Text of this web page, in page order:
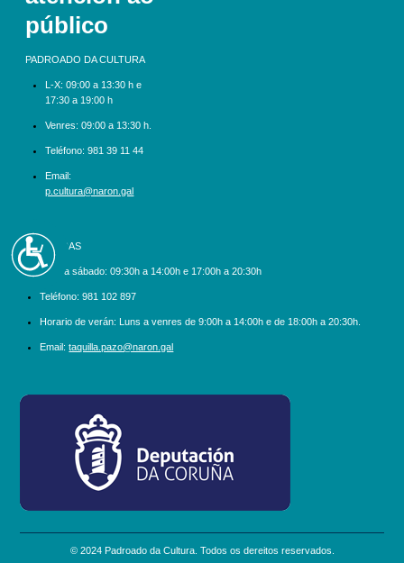
Accesibilidad
público
PADROADO DA CULTURA
L-X: 09:00 a 13:30 h e
17:30 a 19:00 h
Venres: 09:00 a 13:30 h.
Teléfono: 981 39 11 44
Email:
p.cultura@naron.gal
BILLETEIRAS
Luns a sábado: 09:30h a 14:00h e 17:00h a 20:30h
Teléfono: 981 102 897
Horario de verán: Luns a venres de 9:00h a 14:00h e de 18:00h a 20:30h.
Email: taquilla.pazo@naron.gal
logo_depcoruna.png
© 2024 Padroado da Cultura. Todos os dereitos reservados.